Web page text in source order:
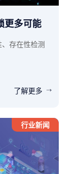
更多可能
存在性检测
了解更多
行业新闻